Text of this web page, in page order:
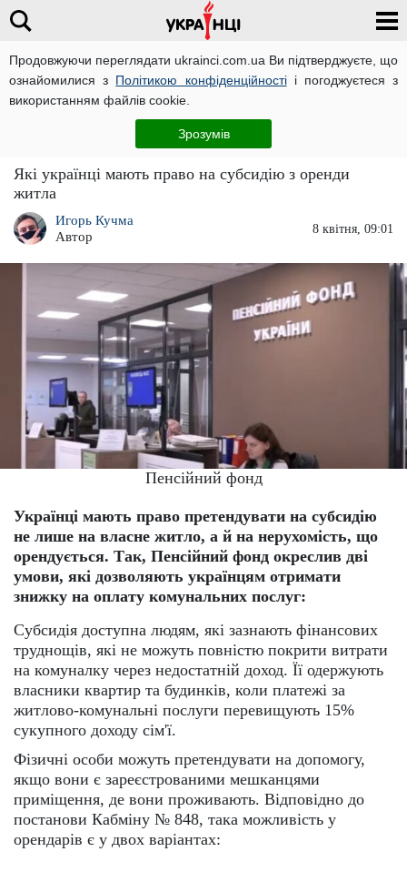
Продовжуючи переглядати ukrainci.com.ua Ви підтверджуєте, що
ознайомилися з Політикою конфіденційностіі погоджуєтеся з
використанням файлів cookie.
Зрозумів
Важливо
В Україні запровадили новий вид субсидій:
жити стане простіше – заява від ПФУ
Які українці мають право на субсидію з оренди
житла
Игорь Кучма
Автор
8 квітня, 09:01
Пенсійний фонд
Українці мають право претендувати на субсидію
не лише на власне житло, а й на нерухомість, що
орендується. Так, Пенсійний фонд окреслив дві
умови, які дозволяють українцям отримати
знижку на оплату комунальних послуг:
Субсидія доступна людям, які зазнають фінансових
труднощів, які не можуть повністю покрити витрати
на комуналку через недостатній доход. Її одержують
власники квартир та будинків, коли платежі за
житлово-комунальні послуги перевищують 15%
сукупного доходу сім'ї.
Фізичні особи можуть претендувати на допомогу,
якщо вони є зареєстрованими мешканцями
приміщення, де вони проживають. Відповідно до
постанови Кабміну № 848, така можливість у
орендарів є у двох варіантах: